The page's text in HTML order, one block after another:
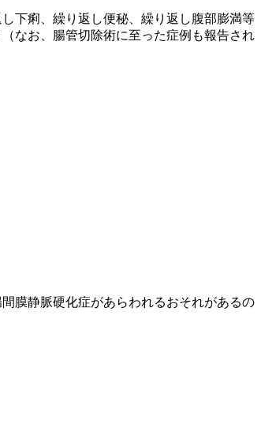
下痢、繰り返し便秘、繰り返し腹部膨満等
なお、腸管切除術に至った症例も報告され
膜静脈硬化症があらわれるおそれがあるの